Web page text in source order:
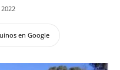
en Google